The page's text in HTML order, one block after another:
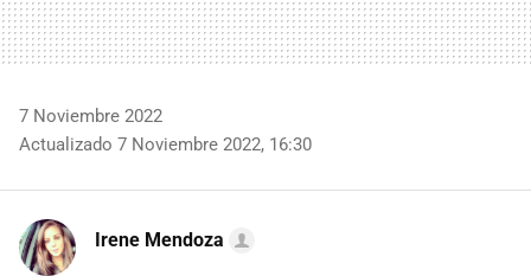
7 Noviembre 2022
Actualizado 7 Noviembre 2022, 16:30
Irene Mendoza